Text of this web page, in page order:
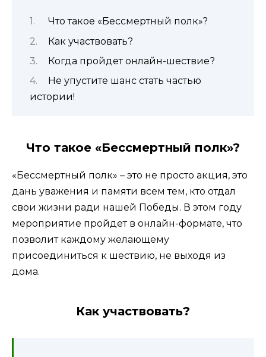
Что такое «Бессмертный полк»?
Как участвовать?
Когда пройдет онлайн-шествие?
Не упустите шанс стать частью
истории!
Что такое «Бессмертный полк»?
«Бессмертный полк» – это не просто акция, это
дань уважения и памяти всем тем, кто отдал
свои жизни ради нашей Победы. В этом году
мероприятие пройдет в онлайн-формате, что
позволит каждому желающему
присоединиться к шествию, не выходя из
дома.
Как участвовать?